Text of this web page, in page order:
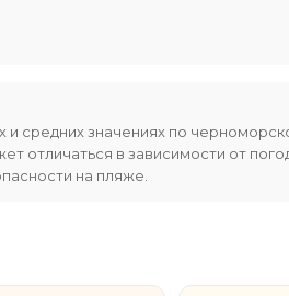
средних значениях по
отличаться в зависимости от
на пляже.